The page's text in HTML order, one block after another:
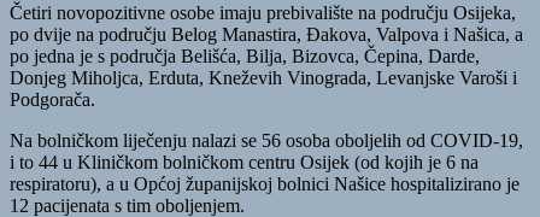
Četiri novopozitivne osobe imaju prebivalište na području Osijeka,
po dvije na području Belog Manastira, Đakova, Valpova i Našica, a
po jedna je s područja Belišća, Bilja, Bizovca, Čepina, Darde,
Donjeg Miholjca, Erduta, Kneževih Vinograda, Levanjske Varoši i
Podgorača.
Na bolničkom liječenju nalazi se 56 osoba oboljelih od COVID-19,
i to 44 u Kliničkom bolničkom centru Osijek (od kojih je 6 na
respiratoru), a u Općoj županijskoj bolnici Našice hospitalizirano je
12 pacijenata s tim oboljenjem.